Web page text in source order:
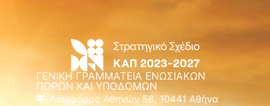
ΓΕΝΙΚΗ ΓΡΑΜΜΑΤΕΙΑ ΕΝΩΣΙΑΚΩΝ
ΠΟΡΩΝ ΚΑΙ ΥΠΟΔΟΜΩΝ
Λεωφόρος Αθηνών 58, 10441 Αθήνα